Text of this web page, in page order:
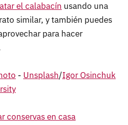
el calabacín usando una
similar, y también puedes
para hacer
- Unsplash/Igor Osinchuk
conservas en casa